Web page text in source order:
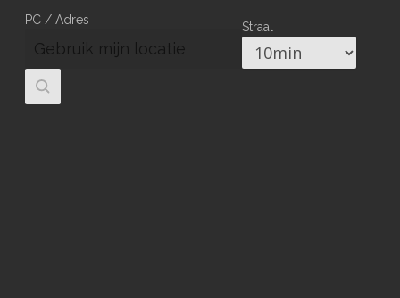
PC / Adres Straal